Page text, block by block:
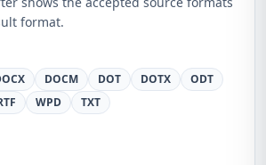
format.
DOCM DOT DOTX
ODT
WPD TXT